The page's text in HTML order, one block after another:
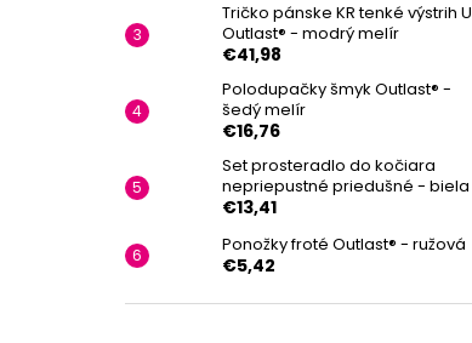
Tričko pánske KR tenké výstrih U
Outlast® - modrý melír
€41,98
Polodupačky šmyk Outlast® -
šedý melír
€16,76
Set prosteradlo do kočiara
nepriepustné priedušné - biela
€13,41
Ponožky froté Outlast® - ružová
€5,42